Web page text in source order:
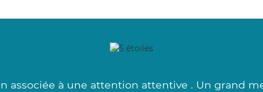
associée à une attention attentive . Un grand